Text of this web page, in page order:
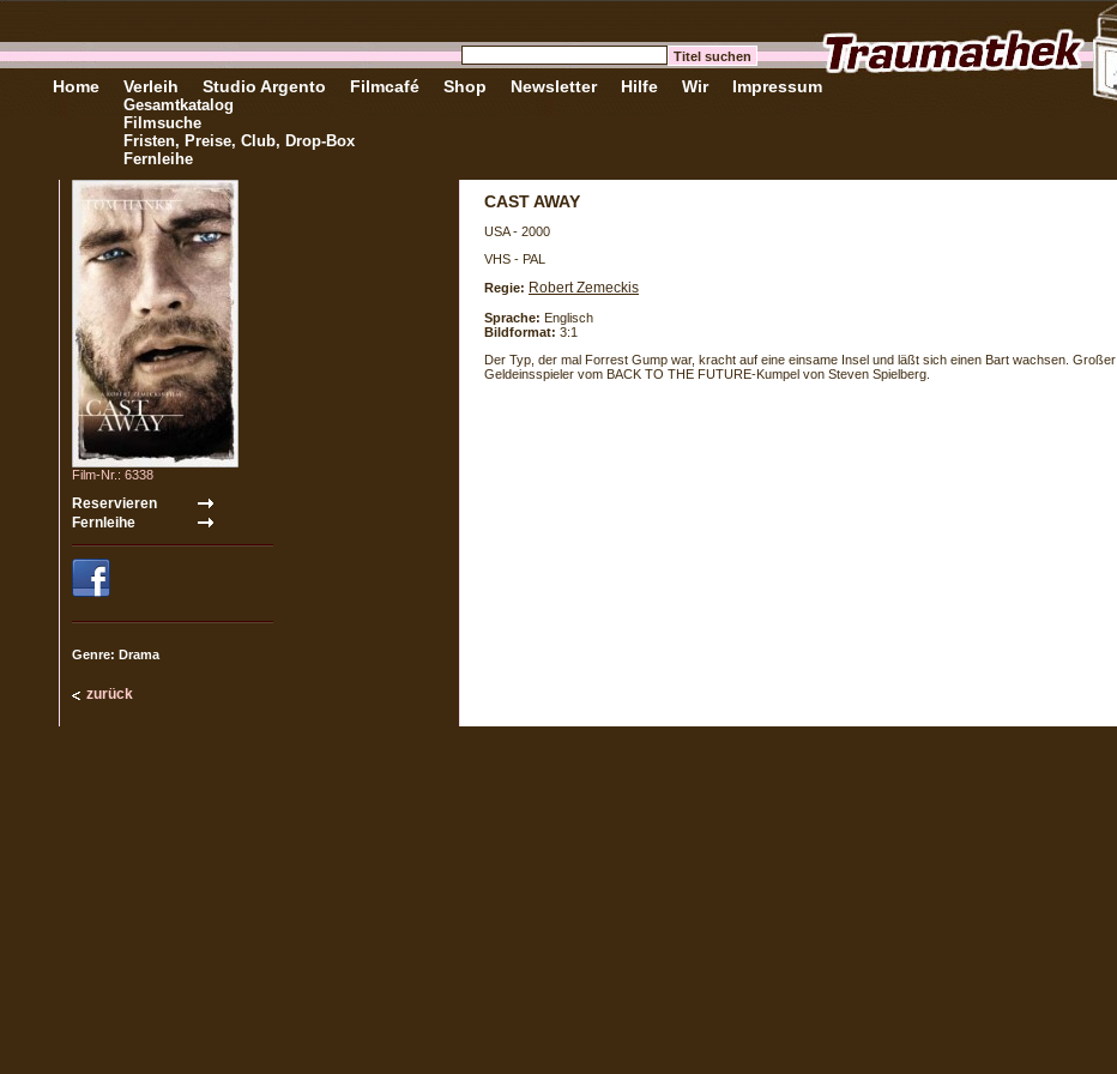
Home Verleih
Gesamtkatalog
Filmsuche
Fristen, Preise, Club, Drop-Box
Fernleihe
Studio Argento Filmcafé Shop Newsletter Hilfe Wir Impressum
Film-Nr.: 6338
Genre: Drama
zurück
CAST AWAY
USA - 2000
VHS - PAL
Regie: Robert Zemeckis
Sprache: Englisch
Bildformat: 3:1
Der Typ, der mal Forrest Gump war, kracht auf eine einsame Insel und läßt sich einen Bart wachsen. Großer
Geldeinsspieler vom BACK TO THE FUTURE-Kumpel von Steven Spielberg.